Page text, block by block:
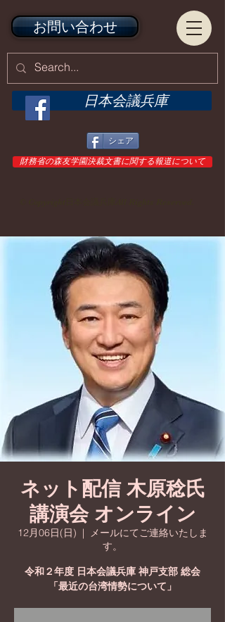
日本会議兵庫
シェア
お問い合わせ
財務省の森友学園決裁文書に関する報道について
ネット配信 木原稔氏
講演会 オンライン
12月06日(日)
  |
メールにてご連絡いたしま
す。
令和２年度 日本会議兵庫 神戸支部 総会
「最近の台湾情勢について」